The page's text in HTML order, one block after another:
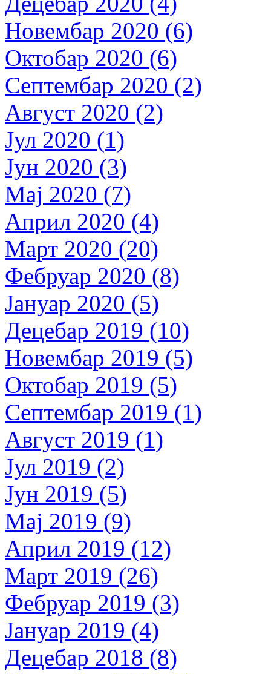
Новембар 2020 (6)
Октобар 2020 (6)
Септембар 2020 (2)
Август 2020 (2)
Јул 2020 (1)
Јун 2020 (3)
Мај 2020 (7)
Април 2020 (4)
Март 2020 (20)
Фебруар 2020 (8)
Јануар 2020 (5)
Децебар 2019 (10)
Новембар 2019 (5)
Октобар 2019 (5)
Септембар 2019 (1)
Август 2019 (1)
Јул 2019 (2)
Јун 2019 (5)
Мај 2019 (9)
Април 2019 (12)
Март 2019 (26)
Фебруар 2019 (3)
Јануар 2019 (4)
Децебар 2018 (8)